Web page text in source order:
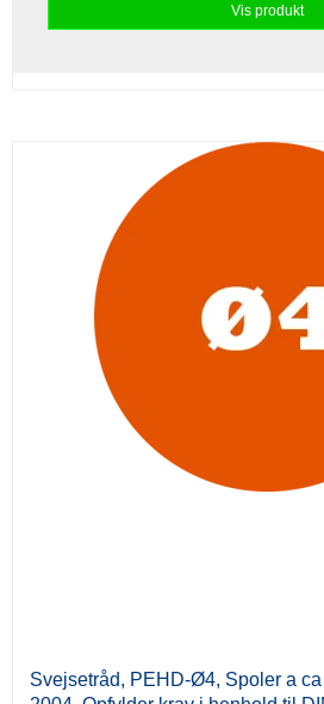
Vis produkt
Svejsetråd, PEHD-Ø4, Spoler a